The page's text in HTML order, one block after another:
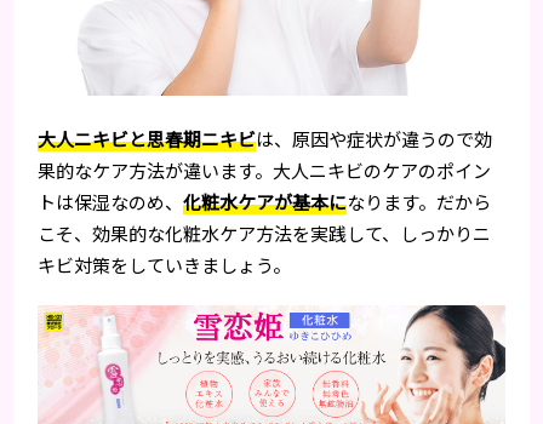
大人ニキビと思春期ニキビは、原因や症状が違うので効
果的なケア方法が違います。大人ニキビのケアのポイン
トは保湿なのめ、化粧水ケアが基本になります。だから
こそ、効果的な化粧水ケア方法を実践して、しっかりニ
キビ対策をしていきましょう。